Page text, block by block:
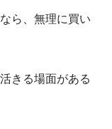
ら、無理に買い
きる場面がある